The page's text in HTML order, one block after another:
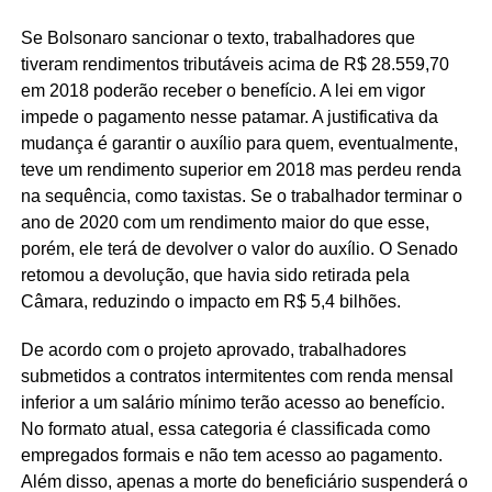
Se Bolsonaro sancionar o texto, trabalhadores que
tiveram rendimentos tributáveis acima de R$ 28.559,70
em 2018 poderão receber o benefício. A lei em vigor
impede o pagamento nesse patamar. A justificativa da
mudança é garantir o auxílio para quem, eventualmente,
teve um rendimento superior em 2018 mas perdeu renda
na sequência, como taxistas. Se o trabalhador terminar o
ano de 2020 com um rendimento maior do que esse,
porém, ele terá de devolver o valor do auxílio. O Senado
retomou a devolução, que havia sido retirada pela
Câmara, reduzindo o impacto em R$ 5,4 bilhões.
De acordo com o projeto aprovado, trabalhadores
submetidos a contratos intermitentes com renda mensal
inferior a um salário mínimo terão acesso ao benefício.
No formato atual, essa categoria é classificada como
empregados formais e não tem acesso ao pagamento.
Além disso, apenas a morte do beneficiário suspenderá o